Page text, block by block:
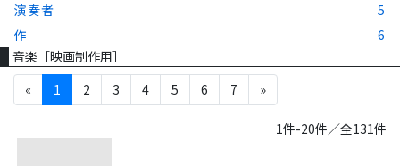
演奏者
5
作
6
音楽［映画制作用］
«
1 2 3 4 5 6 7 »
1件-20件／全131件